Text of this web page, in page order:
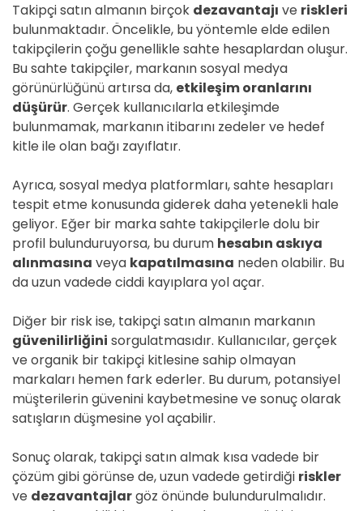
Takipçi satın almanın birçok dezavantajı ve riskleri
bulunmaktadır. Öncelikle, bu yöntemle elde edilen
takipçilerin çoğu genellikle sahte hesaplardan oluşur.
Bu sahte takipçiler, markanın sosyal medya
görünürlüğünü artırsa da, etkileşim oranlarını
düşürür. Gerçek kullanıcılarla etkileşimde
bulunmamak, markanın itibarını zedeler ve hedef
kitle ile olan bağı zayıflatır.
Ayrıca, sosyal medya platformları, sahte hesapları
tespit etme konusunda giderek daha yetenekli hale
geliyor. Eğer bir marka sahte takipçilerle dolu bir
profil bulunduruyorsa, bu durum hesabın askıya
alınmasına veya kapatılmasına neden olabilir. Bu
da uzun vadede ciddi kayıplara yol açar.
Diğer bir risk ise, takipçi satın almanın markanın
güvenilirliğini sorgulatmasıdır. Kullanıcılar, gerçek
ve organik bir takipçi kitlesine sahip olmayan
markaları hemen fark ederler. Bu durum, potansiyel
müşterilerin güvenini kaybetmesine ve sonuç olarak
satışların düşmesine yol açabilir.
Sonuç olarak, takipçi satın almak kısa vadede bir
çözüm gibi görünse de, uzun vadede getirdiği riskler
ve dezavantajlargöz önünde bulundurulmalıdır.